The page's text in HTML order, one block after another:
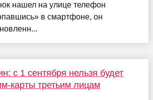
нашел на улице телефон
в смартфоне, он
с 1 сентября нельзя будет
карты третьим лицам